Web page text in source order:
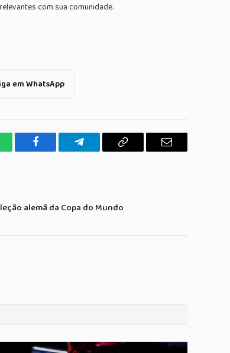
com sua comunidade.
em WhatsApp
Facebook TelegramaCopiar
E-
alemã da Copa do Mundo